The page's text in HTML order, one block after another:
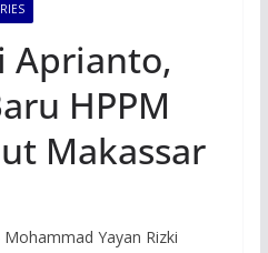
Aprianto,
HPPM
Makassar
Mohammad Yayan Rizki